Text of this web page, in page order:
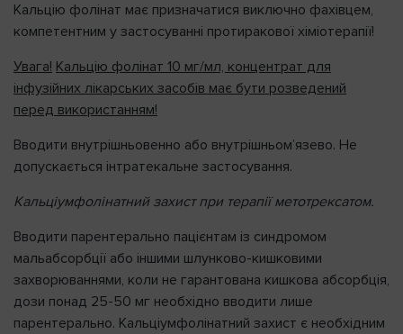
Кальцію фолінат має призначатися виключно фахівцем,
компетентним у застосуванні протиракової хіміотерапії!
Увага! Кальцію фолінат 10 мг/мл, концентрат для
інфузійних лікарських засобів має бути розведений
перед використанням!
Вводити внутрішньовенно або внутрішньом’язево. Не
допускається інтратекальне застосування.
Кальціумфолінатний захист при терапії метотрексатом.
Вводити парентерально пацієнтам із синдромом
мальабсорбції або іншими шлунково-кишковими
захворюваннями, коли не гарантована кишкова абсорбція,
дози понад 25-50 мг необхідно вводити лише
парентерально. Кальціумфолінатний захист є необхідним